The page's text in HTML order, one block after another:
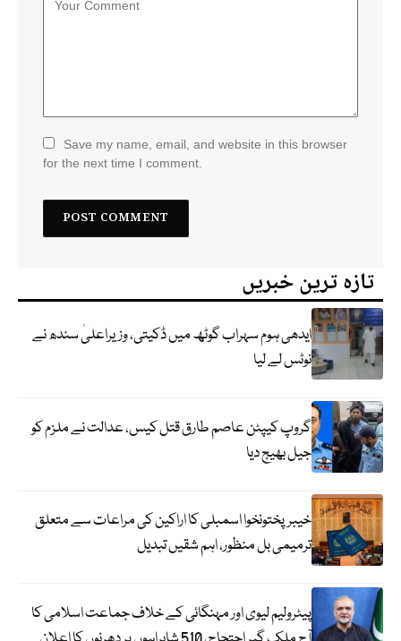
Save my name, email, and website in this browser
for the next time I comment.
تازہ ترین خبریں
ایدھی ہوم سہراب گوٹھ میں ڈکیتی، وزیراعلیٰ سندھ نے
نوٹس لے لیا
گروپ کیپٹن عاصم طارق قتل کیس، عدالت نے ملزم کو
جیل بھیج دیا
خیبرپختونخوا اسمبلی کا اراکین کی مراعات سے متعلق
ترمیمی بل منظور، اہم شقیں تبدیل
پیٹرولیم لیوی اور مہنگائی کے خلاف جماعت اسلامی کا